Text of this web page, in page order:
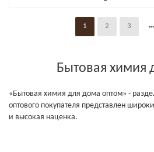
1 2 3
Бытовая химия
«Бытовая химия для дома оптом» -
оптового покупателя представлен
и высокая наценка.